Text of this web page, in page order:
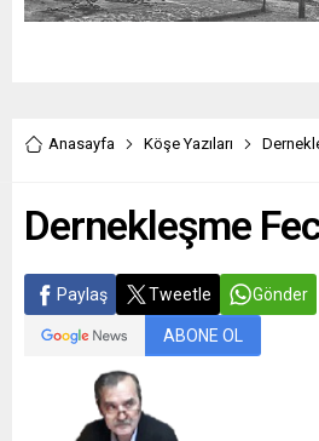
Anasayfa Köşe Yazıları
Dernekleşme
Paylaş Tweetle Gönder
ABONE OL